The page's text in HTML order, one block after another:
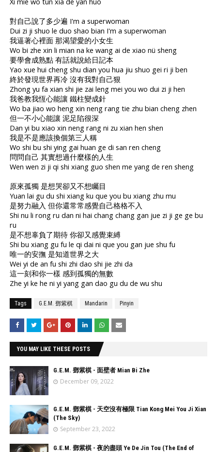
對自己說了多少遍 I'm a superwoman
Dui zi ji shuo le duo shao bian I'm a superwoman
我逼著心裡面 那渴望愛的小女生
Wo bi zhe xin li mian na ke wang ai de xiao nü sheng
要學會成熟點 有話就說給日記本
Yao xue hui cheng shu dian you hua jiu shuo gei ri ji ben
終於發現世界再冷 沒有我對自己狠
Zhong yu fa xian shi jie zai leng mei you wo dui zi ji hen
我爸教我恆心能讓 鐵柱變成針
Wo ba jiao wo heng xin neng rang tie zhu bian cheng zhen
但一不小心能讓 泥足陷很深
Dan yi bu xiao xin neng rang ni zu xian hen shen
我是不是應該換個第三人稱
Wo shi bu shi ying gai huan ge di san ren cheng
問問自己 其實想過什麼樣的人生
Wen wen zi ji qi shi xiang guo shen me yang de ren sheng
原來孤獨 是想哭卻又不想矚目
Yuan lai gu du shi xiang ku que you bu xiang zhu mu
是努力融入 但你還常常感覺自己格格不入
Shi nu li rong ru dan ni hai chang chang gan jue zi ji ge ge bu
ru
是不想辜負了期待 你卻又感覺束縛
Shi bu xiang gu fu le qi dai ni que you gan jue shu fu
唯一的安撫 是知道世界之大
Wei yi de an fu shi zhi dao shi jie zhi da
這一刻和你一樣 感到孤獨的無數
Zhe yi ke he ni yi yang gan dao gu du de wu shu
Tags G.E.M. 鄧紫棋 Mandarin Pinyin
YOU MAY LIKE THESE POSTS
G.E.M. 鄧紫棋 - 面壁者 Mian Bi Zhe
December 09, 2022
G.E.M. 鄧紫棋 - 天空沒有極限 Tian Kong Mei You Ji Xian
(The Sky)
September 23, 2022
G.E.M. 鄧紫棋 - 夜的盡頭 Ye De Jin Tou (The End of